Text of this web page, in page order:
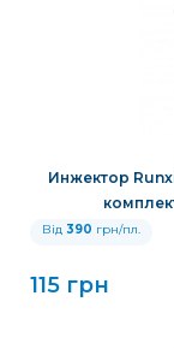
Инжектор
Від 390 грн/пл.
115 грн